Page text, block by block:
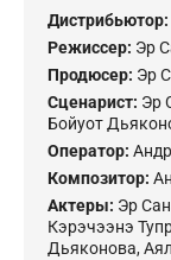
Дистрибьютор:
Режиссер: Эр
Продюсер: Эр
Сценарист: Эр
Бойуот
Оператор:
Композитор:
Актеры: Эр
Кэрэчээнэ
Дьяконова,